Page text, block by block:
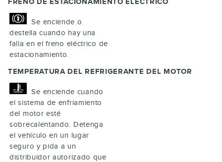
Se enciende o
destella cuando hay una
falla en el freno eléctrico de
estacionamiento.
TEMPERATURA DEL REFRIGERANTE DEL MOTOR
Se enciende cuando
el sistema de enfriamiento
del motor esté
sobrecalentando. Detenga
el vehículo en un lugar
seguro y pida a un
distribuidor autorizado que